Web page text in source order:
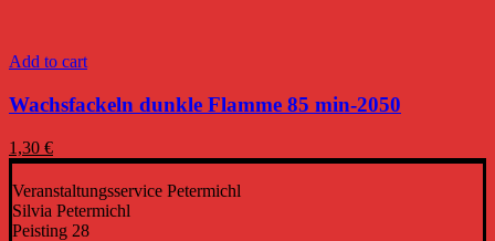
Add to cart
Wachsfackeln dunkle Flamme 85 min-2050
1,30 €
Veranstaltungsservice Petermichl
Silvia Petermichl
Peisting 28